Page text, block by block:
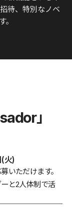
待、特別なノベ
」
火)
いただけます。
と2人体制で活